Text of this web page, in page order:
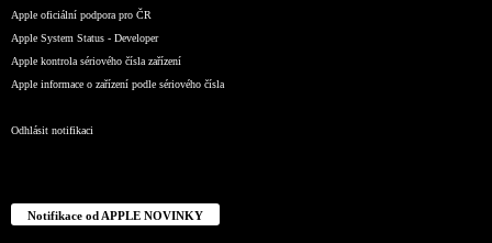
Apple oficiální podpora pro ČR
Apple System Status - Developer
Apple kontrola sériového čísla zařízení
Apple informace o zařízení podle sériového čísla
Odhlásit notifikaci
Notifikace od APPLE NOVINKY